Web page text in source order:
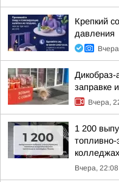
Крепкий
давления
Дикобраз-
заправке
Вчера,
1 200
топливно-
Вчера, 22:08